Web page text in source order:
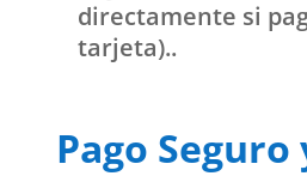
directamente si
tarjeta)..
Pago